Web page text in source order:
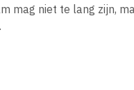
mag niet te lang zijn,